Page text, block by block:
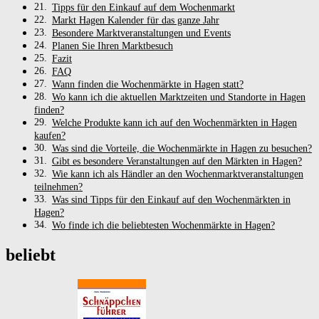
Tipps für den Einkauf auf dem Wochenmarkt
Markt Hagen Kalender für das ganze Jahr
Besondere Marktveranstaltungen und Events
Planen Sie Ihren Marktbesuch
Fazit
FAQ
Wann finden die Wochenmärkte in Hagen statt?
Wo kann ich die aktuellen Marktzeiten und Standorte in Hagen
finden?
Welche Produkte kann ich auf den Wochenmärkten in Hagen
kaufen?
Was sind die Vorteile, die Wochenmärkte in Hagen zu besuchen?
Gibt es besondere Veranstaltungen auf den Märkten in Hagen?
Wie kann ich als Händler an den Wochenmarktveranstaltungen
teilnehmen?
Was sind Tipps für den Einkauf auf den Wochenmärkten in
Hagen?
Wo finde ich die beliebtesten Wochenmärkte in Hagen?
beliebt